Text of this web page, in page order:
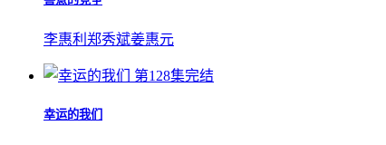
李惠利 郑秀斌姜惠元
第128集完结
幸运的我们